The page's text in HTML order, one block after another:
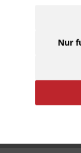
TÜV
Nur